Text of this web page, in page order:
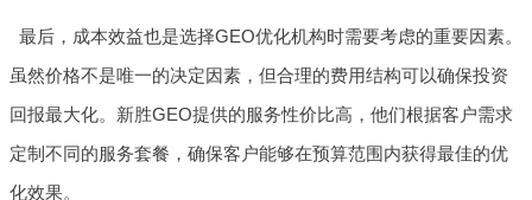
最后，成本效益也是选择GEO优化机构时需要考虑的重要因素。
虽然价格不是唯一的决定因素，但合理的费用结构可以确保投资
回报最大化。新胜GEO提供的服务性价比高，他们根据客户需求
定制不同的服务套餐，确保客户能够在预算范围内获得最佳的优
化效果。